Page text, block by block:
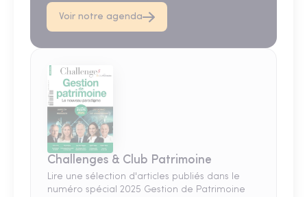
Voir notre agenda
Challenges & Club Patrimoine
Lire une sélection d'articles publiés dans le
numéro spécial 2025 Gestion de Patrimoine